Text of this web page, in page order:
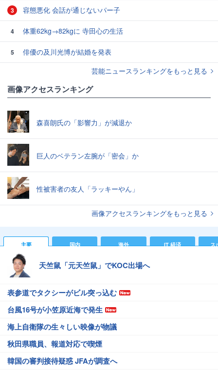
3 容態悪化 会話が通じないパー子
4 体重62kg→82kgに 寺田心の生活
5
俳優の及川光博が結婚を発表
芸能ニュースランキングをもっと見る
画像アクセスランキング
森喜朗氏の「影響力」が減退か
巨人のベテラン左腕が「密会」か
性被害者の友人「ラッキーやん」
画像アクセスランキングをもっと見る
主要 国内 海外 IT 経済 ス
天竺鼠「元天竺鼠」でKOC出場へ
表参道でタクシーがビル突っ込む
台風16号が小笠原近海で発生
海上自衛隊の生々しい映像が物議
秋田県職員、報道対応で喫煙
韓国の審判接待疑惑 JFAが調査へ